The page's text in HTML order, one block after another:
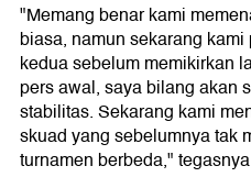
"Memang benar kami
biasa, namun sekarang
kedua sebelum memikirkan
pers awal, saya bilang akan
stabilitas. Sekarang kami
skuad yang sebelumnya tak
turnamen berbeda,"